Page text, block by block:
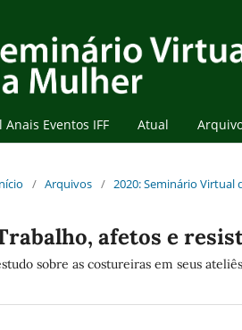
Anais Eventos IFF Atual
/ Arquivos / 2020: Seminário Virtual
afetos e
sobre as costureiras em seus